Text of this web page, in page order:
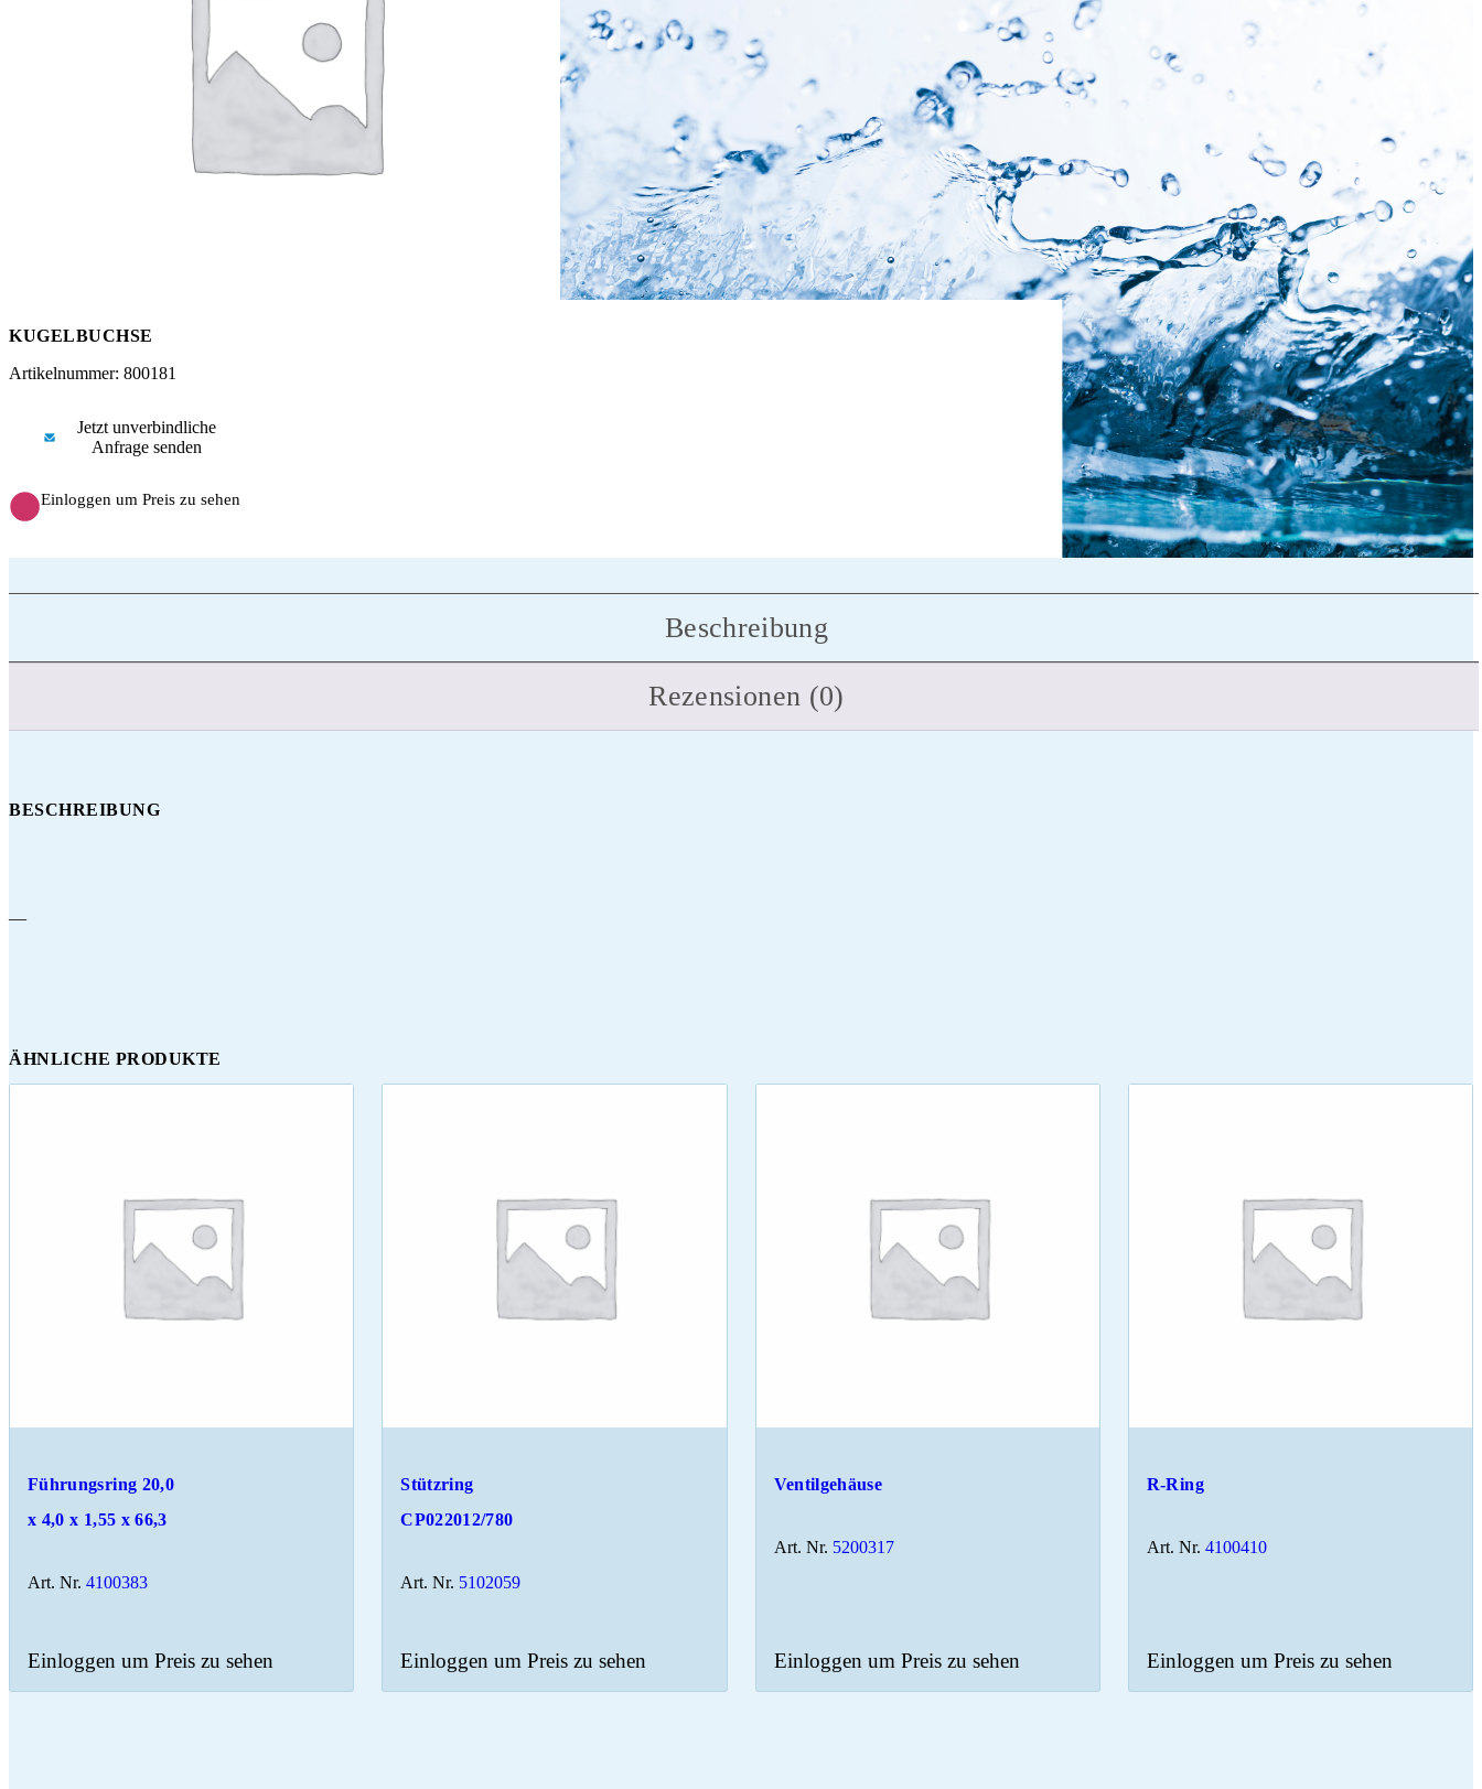
KUGELBUCHSE
Artikelnummer: 800181
Jetzt unverbindliche
Anfrage senden
Einloggen um Preis zu sehen
Beschreibung
Rezensionen (0)
BESCHREIBUNG
—
ÄHNLICHE PRODUKTE
Führungsring 20,0
x 4,0 x 1,55 x 66,3
Art. Nr. 4100383
Einloggen um Preis zu sehen
Stützring
CP022012/780
Art. Nr. 5102059
Einloggen um Preis zu sehen
Ventilgehäuse
Art. Nr. 5200317
Einloggen um Preis zu sehen
R-Ring
Art. Nr. 4100410
Einloggen um Preis zu sehen